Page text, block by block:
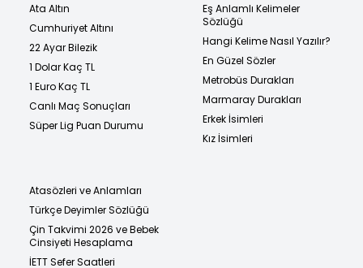
Ata Altın
Cumhuriyet Altını
22 Ayar Bilezik
1 Dolar Kaç TL
1 Euro Kaç TL
Canlı Maç Sonuçları
Süper Lig Puan Durumu
Eş Anlamlı Kelimeler
Sözlüğü
Hangi Kelime Nasıl Yazılır?
En Güzel Sözler
Metrobüs Durakları
Marmaray Durakları
Erkek İsimleri
Kız İsimleri
Atasözleri ve Anlamları
Türkçe Deyimler Sözlüğü
Çin Takvimi 2026 ve Bebek
Cinsiyeti Hesaplama
İETT Sefer Saatleri